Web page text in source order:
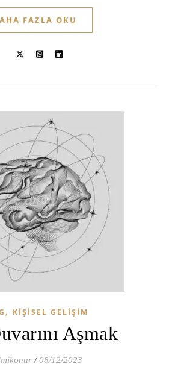
FAZLA OKU
, KIŞISEL GELIŞIM
Aşmak
/ 08/12/2023